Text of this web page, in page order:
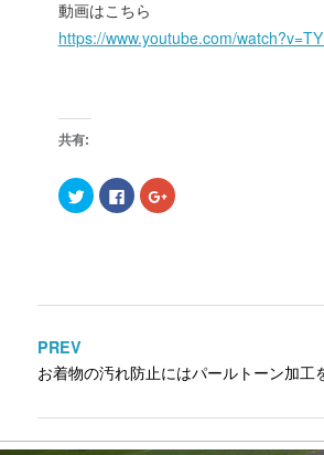
動画はこちら
https://www.youtube.com/
共有:
ク
リ
t
共
新
い
F
a
共
に
は
ッ
し
ク
リ
g
で
共
新
い
投
稿
ナ
PREV
お着物の汚れ防止にはパールトーン加工